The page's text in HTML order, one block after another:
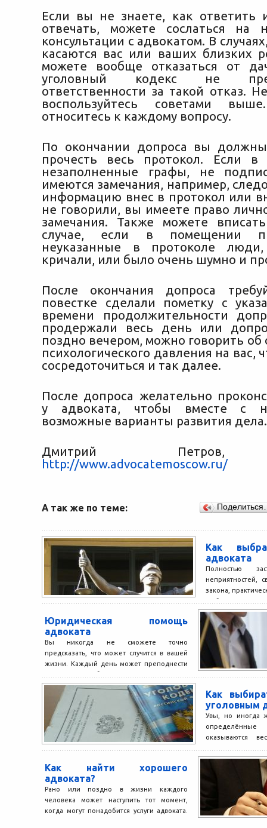
Если вы не знаете, как ответить
отвечать, можете сослаться на
консультации с адвокатом. В
касаются вас или ваших близких
можете вообще отказаться от
уголовный кодекс не
ответственности за такой отказ.
воспользуйтесь советами
относитесь к каждому вопросу.
По окончании допроса вы
прочесть весь протокол. Если в
незаполненные графы, не
имеются замечания, например,
информацию внес в протокол или
не говорили, вы имеете право
замечания. Также можете
случае, если в помещении
неуказанные в протоколе
кричали, или было очень шумно и
После окончания допроса
повестке сделали пометку с
времени продолжительности
продержали весь день или
поздно вечером, можно говорить
психологического давления на вас,
сосредоточиться и так далее.
После допроса желательно
у адвоката, чтобы вместе с
возможные варианты развития дела.
Дмитрий Петров,
http://www.advocatemoscow.ru/
А так же по теме:
Как
адвоката
Полностью
неприятностей,
закона,
любого
ситуация, в
Юридическая помощь
адвоката
Вы никогда не сможете точно
предсказать, что может случится в вашей
жизни. Каждый день может преподнести
сюрприз. Было бы лучше,...
Как
уголовным
Увы, но иногда
оказываются
способны порой
Как найти хорошего
адвоката?
Рано или поздно в жизни каждого
человека может наступить тот момент,
когда могут понадобится услуги адвоката.